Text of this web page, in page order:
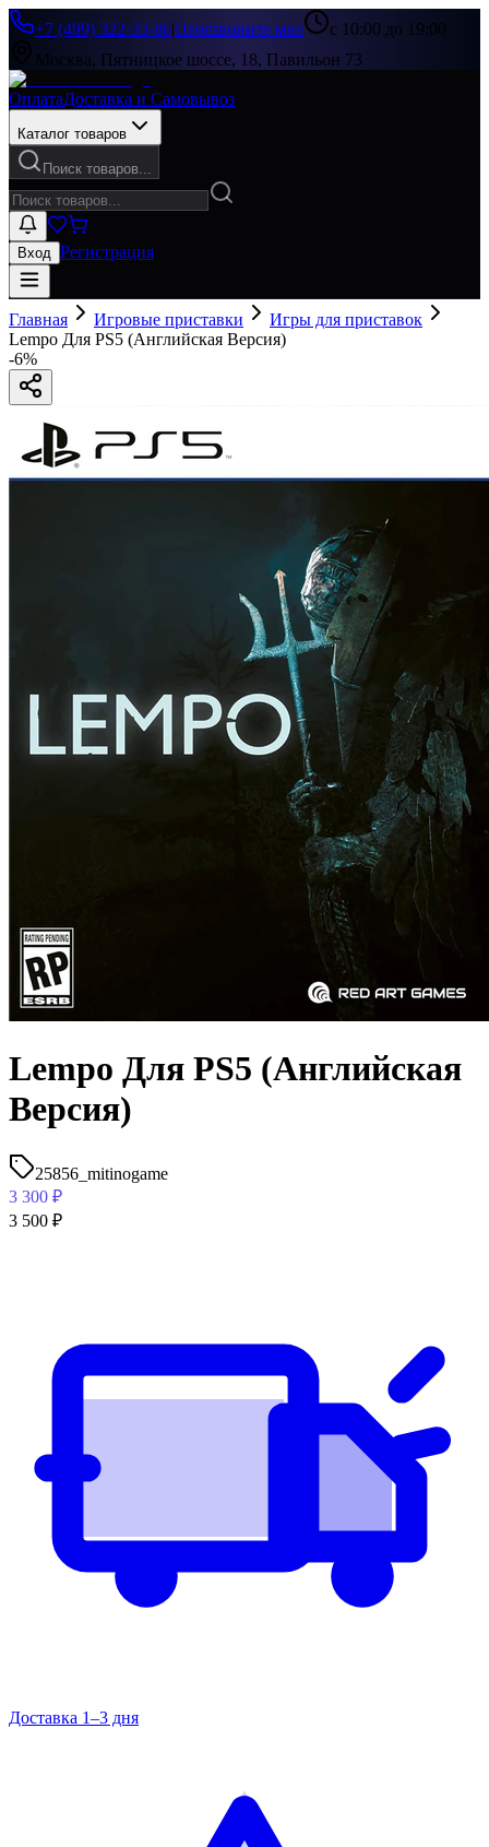
+7 (499) 322-33-86|Перезвоните мне
с 10:00 до 19:00
Москва, Пятницкое шоссе, 18, Павильон 73
ОплатаДоставка и Самовывоз
Каталог товаров
Поиск товаров...
Вход Регистрация
Главная Игровые приставки
Игры для приставок
Lempo Для PS5 (Английская Версия)
-6%
Lempo Для PS5 (Английская
Версия)
25856_mitinogame
3 300 ₽
3 500 ₽
Доставка 1–3 дня